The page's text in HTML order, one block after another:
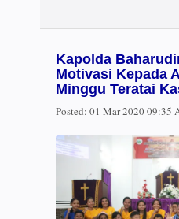
Kapolda
Motivasi Kepada
Minggu Teratai
Posted: 01 Mar 2020 09:35